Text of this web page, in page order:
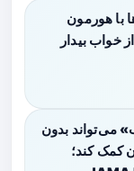
با هورمون
خواب بیدار
می‌تواند بدون
کمک کند؛